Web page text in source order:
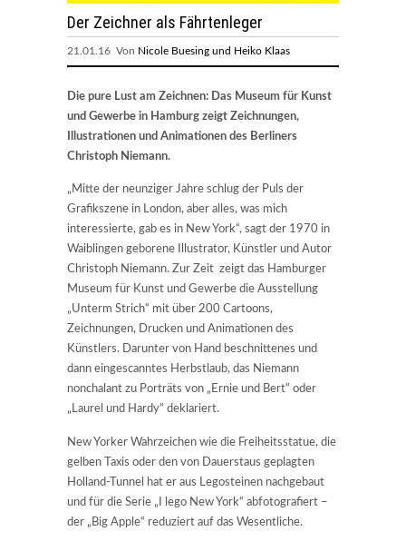
Der Zeichner als Fährtenleger
21.01.16 Von Nicole Buesing und Heiko Klaas
Die pure Lust am Zeichnen: Das Museum für Kunst
und Gewerbe in Hamburg zeigt Zeichnungen,
Illustrationen und Animationen des Berliners
Christoph Niemann.
„Mitte der neunziger Jahre schlug der Puls der
Grafikszene in London, aber alles, was mich
interessierte, gab es in New York“, sagt der 1970 in
Waiblingen geborene Illustrator, Künstler und Autor
Christoph Niemann. Zur Zeit zeigt das Hamburger
Museum für Kunst und Gewerbe die Ausstellung
„Unterm Strich“ mit über 200 Cartoons,
Zeichnungen, Drucken und Animationen des
Künstlers. Darunter von Hand beschnittenes und
dann eingescanntes Herbstlaub, das Niemann
nonchalant zu Porträts von „Ernie und Bert“ oder
„Laurel und Hardy“ deklariert.
New Yorker Wahrzeichen wie die Freiheitsstatue, die
gelben Taxis oder den von Dauerstaus geplagten
Holland-Tunnel hat er aus Legosteinen nachgebaut
und für die Serie „I lego New York“ abfotografiert –
der „Big Apple“ reduziert auf das Wesentliche.